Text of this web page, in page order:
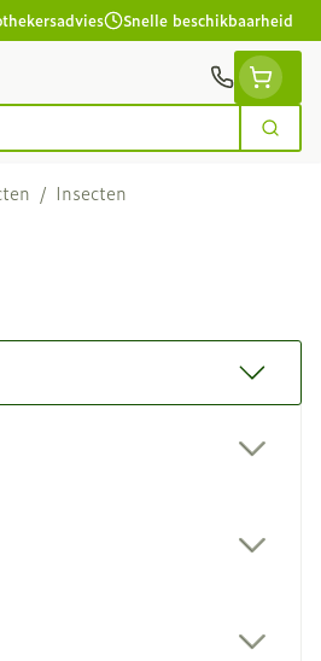
Snelle beschikbaarheid
Zoek
/ Insecten